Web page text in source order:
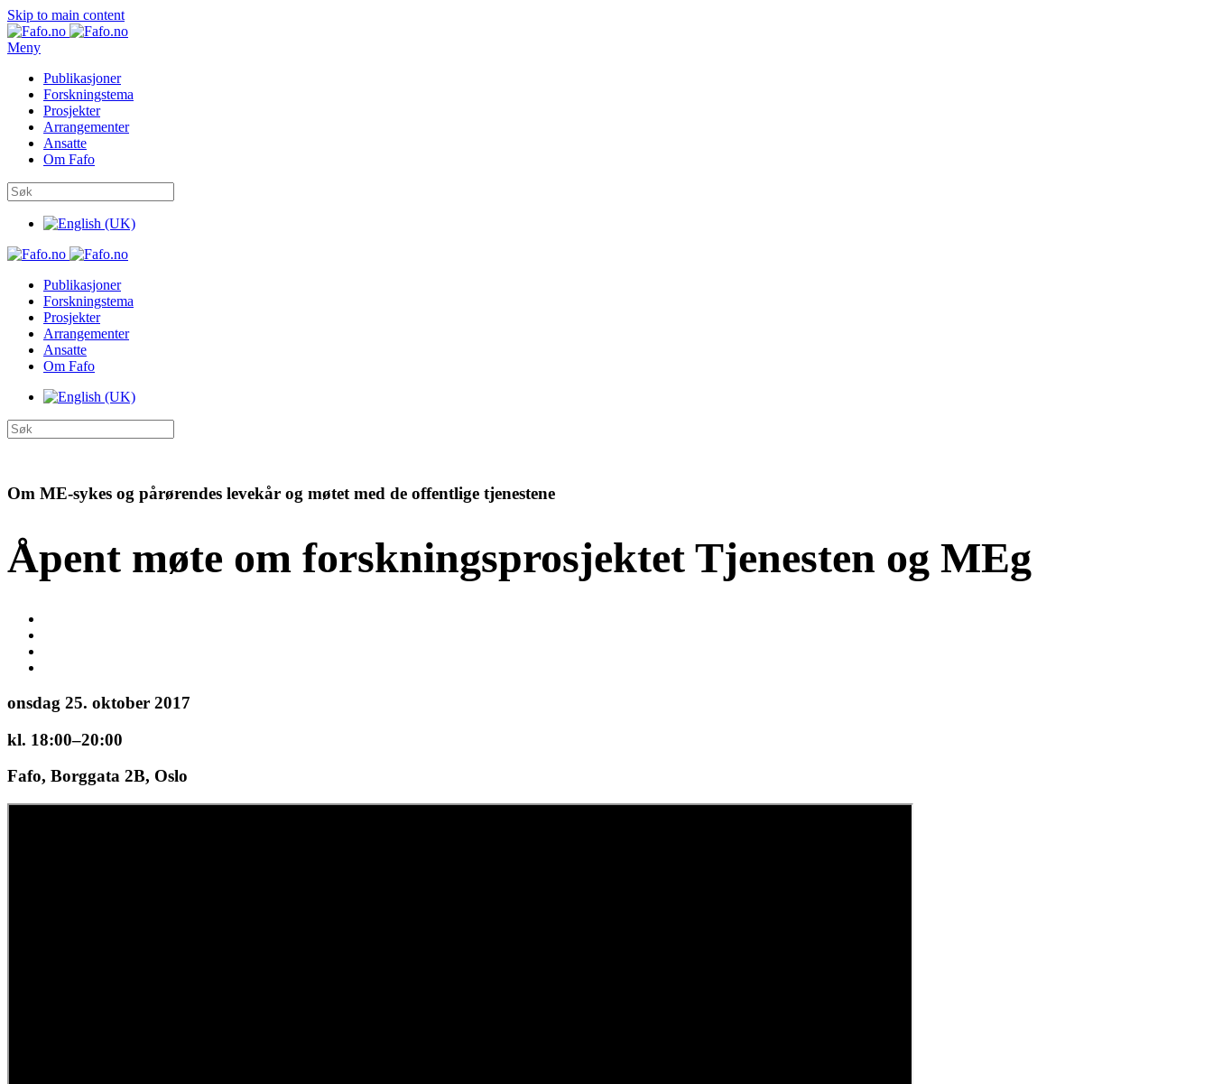
Skip to main content
Meny
Publikasjoner
Forskningstema
Prosjekter
Arrangementer
Ansatte
Om Fafo
Publikasjoner
Forskningstema
Prosjekter
Arrangementer
Ansatte
Om Fafo
Om ME-sykes og pårørendes levekår og møtet med de offentlige tjenestene
Åpent møte om forskningsprosjektet Tjenesten og MEg
onsdag 25. oktober 2017
kl. 18:00–20:00
Fafo, Borggata 2B, Oslo